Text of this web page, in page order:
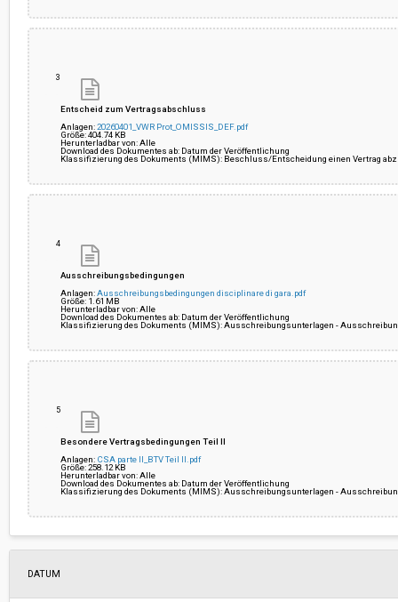
3
Entscheid zum Vertragsabschluss
Anlagen:20260401_VWR Prot_OMISSIS_DEF.pdf
Größe: 404.74 KB
Herunterladbar von: Alle
Download des Dokumentes ab: Datum der Veröffentlichung
Klassifizierung des Dokuments (MIMS): Beschluss/Entscheidung einen Vertrag
4
Ausschreibungsbedingungen
Anlagen:Ausschreibungsbedingungen disciplinare di gara.pdf
Größe: 1.61 MB
Herunterladbar von: Alle
Download des Dokumentes ab: Datum der Veröffentlichung
Klassifizierung des Dokuments (MIMS): Ausschreibungsunterlagen -
5
Besondere Vertragsbedingungen Teil II
Anlagen: CSA parte II_BTV Teil II.pdf
Größe: 258.12 KB
Herunterladbar von: Alle
Download des Dokumentes ab: Datum der Veröffentlichung
Klassifizierung des Dokuments (MIMS): Ausschreibungsunterlagen -
DATUM